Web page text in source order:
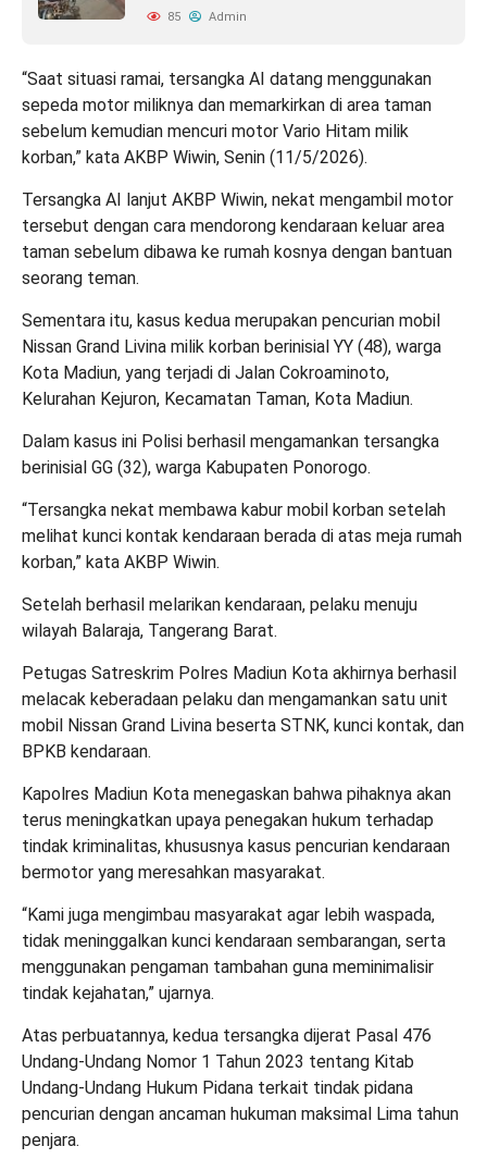
85 Admin
“Saat situasi ramai, tersangka AI datang menggunakan
sepeda motor miliknya dan memarkirkan di area taman
sebelum kemudian mencuri motor Vario Hitam milik
korban,” kata AKBP Wiwin, Senin (11/5/2026).
Tersangka AI lanjut AKBP Wiwin, nekat mengambil motor
tersebut dengan cara mendorong kendaraan keluar area
taman sebelum dibawa ke rumah kosnya dengan bantuan
seorang teman.
Sementara itu, kasus kedua merupakan pencurian mobil
Nissan Grand Livina milik korban berinisial YY (48), warga
Kota Madiun, yang terjadi di Jalan Cokroaminoto,
Kelurahan Kejuron, Kecamatan Taman, Kota Madiun.
Dalam kasus ini Polisi berhasil mengamankan tersangka
berinisial GG (32), warga Kabupaten Ponorogo.
“Tersangka nekat membawa kabur mobil korban setelah
melihat kunci kontak kendaraan berada di atas meja rumah
korban,” kata AKBP Wiwin.
Setelah berhasil melarikan kendaraan, pelaku menuju
wilayah Balaraja, Tangerang Barat.
Petugas Satreskrim Polres Madiun Kota akhirnya berhasil
melacak keberadaan pelaku dan mengamankan satu unit
mobil Nissan Grand Livina beserta STNK, kunci kontak, dan
BPKB kendaraan.
Kapolres Madiun Kota menegaskan bahwa pihaknya akan
terus meningkatkan upaya penegakan hukum terhadap
tindak kriminalitas, khususnya kasus pencurian kendaraan
bermotor yang meresahkan masyarakat.
“Kami juga mengimbau masyarakat agar lebih waspada,
tidak meninggalkan kunci kendaraan sembarangan, serta
menggunakan pengaman tambahan guna meminimalisir
tindak kejahatan,” ujarnya.
Atas perbuatannya, kedua tersangka dijerat Pasal 476
Undang-Undang Nomor 1 Tahun 2023 tentang Kitab
Undang-Undang Hukum Pidana terkait tindak pidana
pencurian dengan ancaman hukuman maksimal Lima tahun
penjara.